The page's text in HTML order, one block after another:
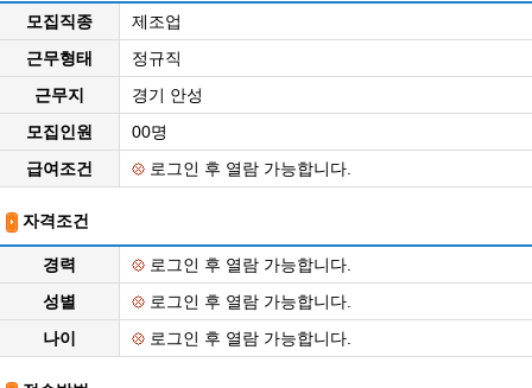
모집직종
제조업
근무형태
정규직
근무지
경기 안성
모집인원
00명
급여조건
로그인 후 열람 가능합니다.
자격조건
경력
로그인 후 열람 가능합니다.
성별
로그인 후 열람 가능합니다.
나이
로그인 후 열람 가능합니다.